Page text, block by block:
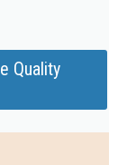
Quality